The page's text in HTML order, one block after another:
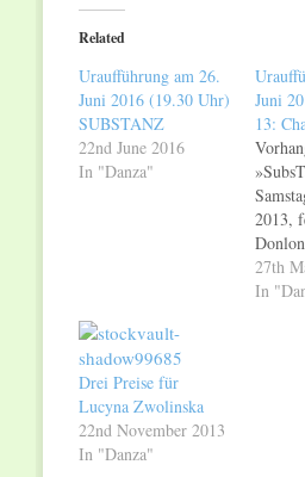
(Opens
in
new
Related
Uraufführung am 26.
Juni 2016 (19.30 Uhr)
SUBSTANZ
22nd June 2016
In "Danza"
Juni
13:
2013,
27th
In
Drei Preise für
Lucyna Zwolinska
22nd November 2013
In "Danza"